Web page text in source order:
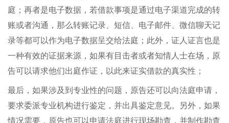
庭；再者是电子数据，若借款事项是通过电子渠道完成的转
账或者沟通，那么转账记录、短信、电子邮件、微信聊天记
录等都可以作为电子数据呈交给法庭；此外，证人证言也是
一种有效的证据来源，如果有目击者或者知情人士在场，原
告可以请求他们出庭作证，以此来证实借款的真实性；
最后，如果涉及到专业性的问题，原告还可以向法庭申请，
要求委派专业机构进行鉴定，并出具鉴定意见。另外，如果
情况需要，原告也可以申请法庭进行现场勘查，并制作勘查